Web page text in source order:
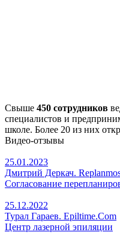
Свыше 450 сотрудников
специалистов и
школе. Более 20 из них
Видео-отзывы
25.01.2023
Дмитрий Деркач.
Согласование
25.12.2022
Турал Гараев. Epiltime.Com
Центр лазерной эпиляции